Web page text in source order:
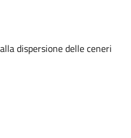
dispersione delle ceneri